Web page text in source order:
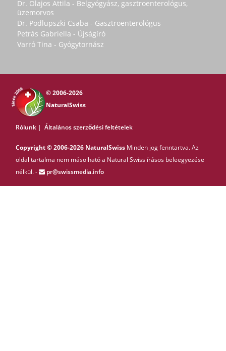
Dr. Olajos Attila - Belgyógyász, gasztroenterológus,
üzemorvos
Dr. Podlupszki Csaba - Gasztroenterológus
Petrás Gabriella - Újságíró
Varró Tina - Gyógytornász
© 2006-2026
NaturalSwiss
Rólunk | Általános szerződési feltételek
Copyright © 2006-2026 NaturalSwiss Minden jog fenntartva. Az
oldal tartalma nem másolható a Natural Swiss írásos beleegyezése
nélkül. -
pr@swissmedia.info